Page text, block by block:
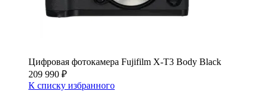
Цифровая фотокамера Fujifilm X-T3 Body Black
209 990 ₽
К списку избранного